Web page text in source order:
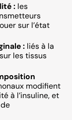
:les
sur l’état
:liés à la
les tissus
modifient
à l’insuline, et